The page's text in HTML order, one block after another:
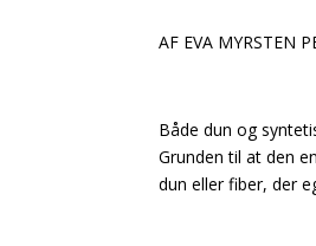
AF EVA MYRSTEN
Både dun og
Grunden til at den
dun eller fiber, der